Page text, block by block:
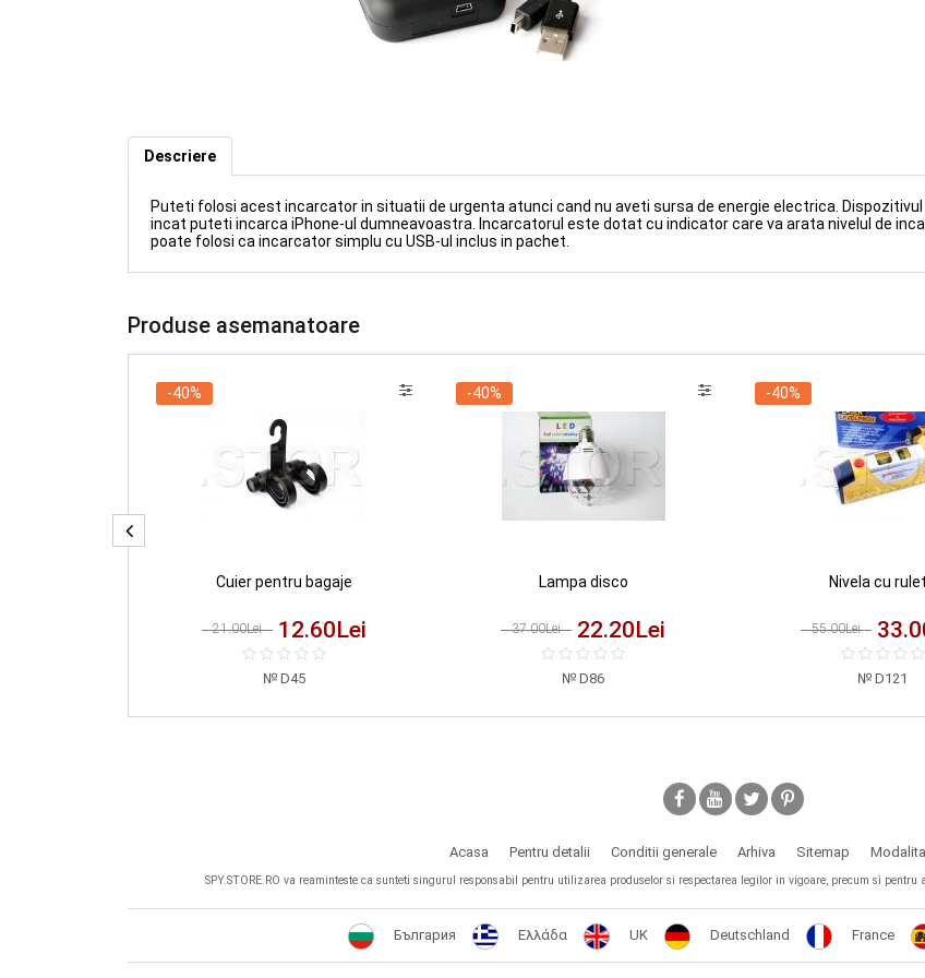
Descriere
Puteti folosi acest incarcator in situatii de urgenta atunci cand nu aveti sursa de energie electrica.
incat puteti incarca iPhone-ul dumneavoastra. Incarcatorul este dotat cu indicator care va arata nivelul de
poate folosi ca incarcator simplu cu USB-ul inclus in pachet.
Produse asemanatoare
-40%
Cuier pentru bagaje
21.00Lei 12.60Lei
D45
-40%
Lampa disco
37.00Lei 22.20Lei
D86
-40%
Nivela cu
55.00Lei
D121
Acasa Pentru detalii Conditii generale Arhiva Sitemap
SPY.STORE.RO va reaminteste ca sunteti singurul responsabil pentru utilizarea produselor si respectarea legilor in vigoare, precum si
България Ελλάδα UK Deutschland France